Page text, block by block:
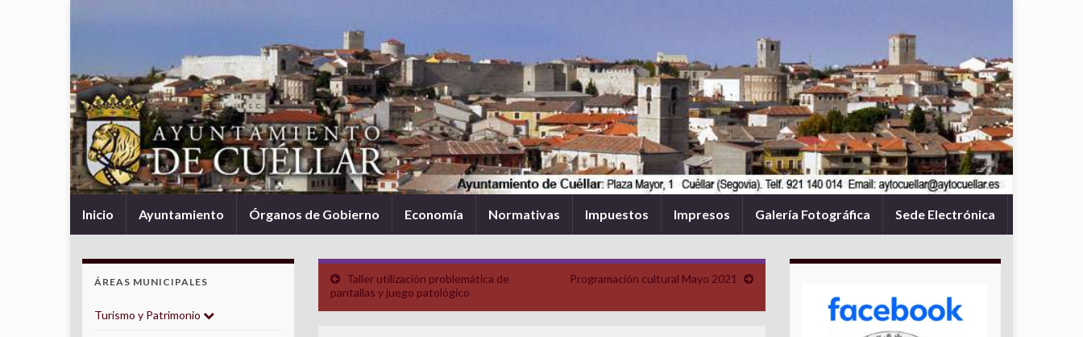
Inicio Ayuntamiento Órganos de Gobierno Economía Normativas Impuestos Impresos Galería Fotográfica Sede Electrónica
Taller utilización problemática de
pantallas y juego patológico
Programación cultural Mayo 2021
ÁREAS MUNICIPALES
Turismo y Patrimonio